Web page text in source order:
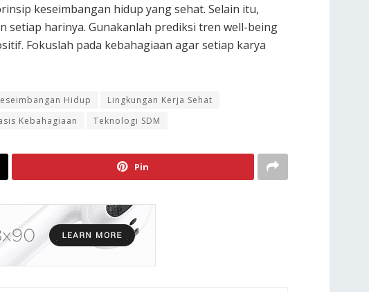
keseimbangan hidup yang sehat. Selain itu,
setiap harinya. Gunakanlah prediksi tren well-being
Fokuslah pada kebahagiaan agar setiap karya
Hidup
Lingkungan Kerja Sehat
Kebahagiaan Teknologi SDM
Pin